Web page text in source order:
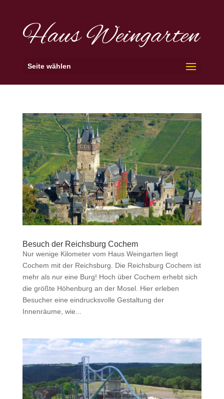
Seite wählen
Besuch der Reichsburg Cochem
Nur wenige Kilometer vom Haus Weingarten liegt
Cochem mit der Reichsburg. Die Reichsburg Cochem ist
mehr als nur eine Burg! Hoch über Cochem erhebt sich
die größte Höhenburg an der Mosel. Hier erleben
Besucher eine eindrucksvolle Gestaltung der
Innenräume, wie...